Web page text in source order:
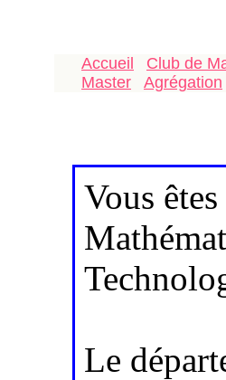
Accueil Club de
Master
Agrégation
Vous
Le